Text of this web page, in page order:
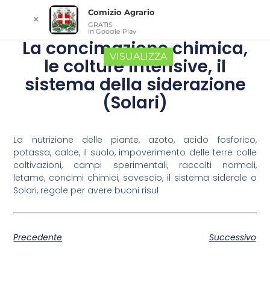
La concimazione chimica,
le colture intensive, il
sistema della siderazione
(Solari)
La nutrizione delle piante, azoto, acido fosforico,
potassa, calce, il suolo, impoverimento delle terre colle
coltivazioni, campi sperimentali, raccolti normali,
letame, concimi chimici, sovescio, il sistema siderale o
Solari, regole per avere buoni risul
Precedente Successivo
✕
Comizio Agrario
GRATIS
In Google Play
VISUALIZZA